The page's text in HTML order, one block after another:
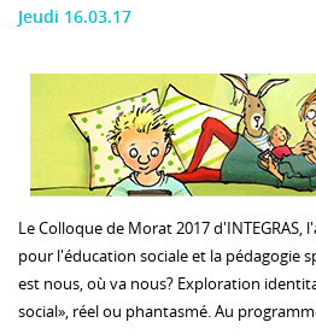
Jeudi 16.03.17
Le Colloque de Morat 2017
pour l'éducation sociale et la pédagogie
est nous, où va nous? Exploration
social», réel ou phantasmé. Au